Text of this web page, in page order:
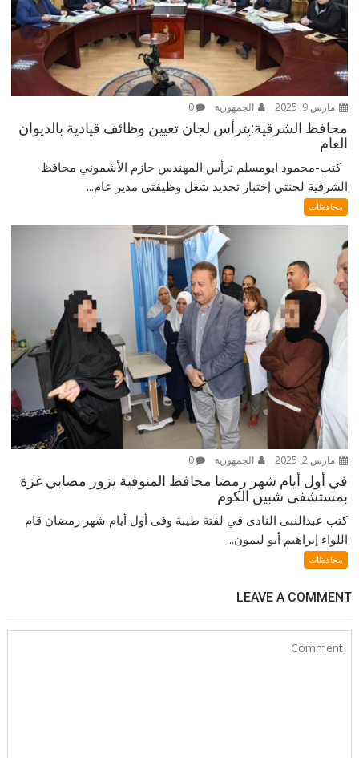
مارس 9, 2025 الجمهورية 0
محافظ الشرقية:يترأس لجان تعيين وظائف قيادية بالديوان
العام
كتب-محمود ابومسلم ترأس المهندس حازم الأشموني محافظ
الشرقية لجنتي إختبار تجديد شغل وظيفتى مدير عام...
محافظات
مارس 2, 2025 الجمهورية 0
في أول أيام شهر رمضا محافظ المنوفية يزور مصابي غزة
بمستشفى شبين الكوم
كتب عبدالنبى النادى في لفتة طيبة وفى أول أيام شهر رمضان قام
اللواء إبراهيم أبو ليمون...
محافظات
LEAVE A COMMENT